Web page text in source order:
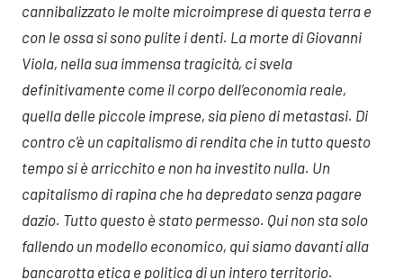
cannibalizzato le molte microimprese di questa terra e
con le ossa si sono pulite i denti. La morte di Giovanni
Viola, nella sua immensa tragicità, ci svela
definitivamente come il corpo dell’economia reale,
quella delle piccole imprese, sia pieno di metastasi. Di
contro c’è un capitalismo di rendita che in tutto questo
tempo si è arricchito e non ha investito nulla. Un
capitalismo di rapina che ha depredato senza pagare
dazio. Tutto questo è stato permesso. Qui non sta solo
fallendo un modello economico, qui siamo davanti alla
bancarotta etica e politica di un intero territorio.